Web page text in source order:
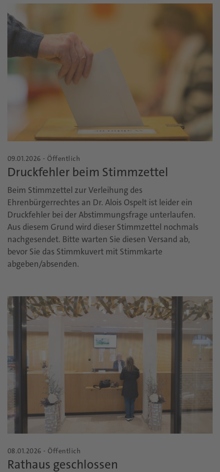
09.01.2026 - Öffentlich
Druckfehler beim Stimmzettel
Beim Stimmzettel zur Verleihung des
Ehrenbürgerrechtes an Dr. Alois Ospelt ist leider ein
Druckfehler bei der Abstimmungsfrage unterlaufen.
Aus diesem Grund wird dieser Stimmzettel nochmals
nachgesendet. Bitte warten Sie diesen Versand ab,
bevor Sie das Stimmkuvert mit Stimmkarte
abgeben/absenden.
08.01.2026 - Öffentlich
Rathaus geschlossen